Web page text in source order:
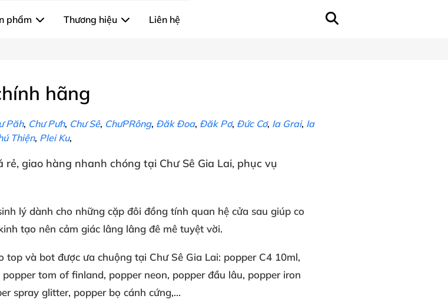
phẩm Thương hiệu Liên hệ
hãng
Păh, Chư Pưh, Chư Sê, ChưPRông, Đăk Đoa, Đăk Pơ, Đức Cơ, Ia Grai, Ia
Thiện, Plei Ku,
rẻ, giao hàng nhanh chóng tại Chư Sê Gia Lai, phục vụ
lýdành cho những cặp đôi đồng tính quan hệ cửa sau giúp co
tạo nên cảm giác lâng lângđê mê tuyệt vời.
topvà botđược ưa chuộngtại Chư Sê Gia Lai: popper C4 10ml,
popper tom of finland, popper neon, popper đầu lâu, popper iron
spray glitter, popper bọ cánh cứng,…